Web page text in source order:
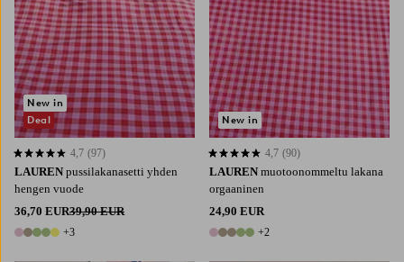
LAUREN pussilakanasetti yhden
hengen vuode
36,70 EUR39,90 EUR
8 värejä
+3
4,7 perustuen 97 arvosanaan
4,7 (97)
New in
Deal
LAUREN muotoonommeltu lakana
orgaaninen
24,90 EUR
7 värejä
+2
4,7 perustuen 90 arvosanaan
4,7 (90)
New in